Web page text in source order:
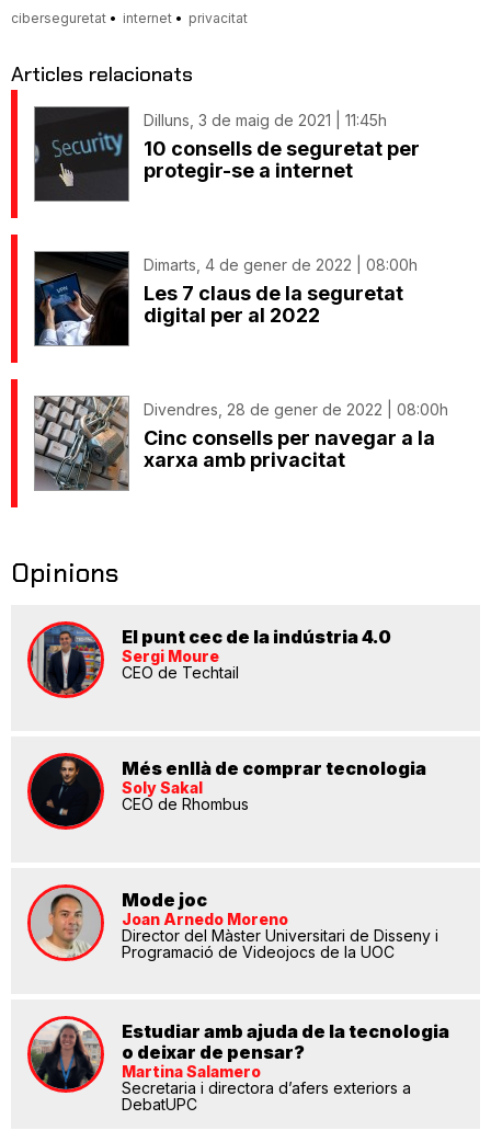
ciberseguretat internet privacitat
Articles relacionats
Dilluns, 3 de maig de 2021 | 11:45h
10 consells de seguretat per
protegir-se a internet
Dimarts, 4 de gener de 2022 | 08:00h
Les 7 claus de la seguretat
digital per al 2022
Divendres, 28 de gener de 2022 | 08:00h
Cinc consells per navegar a la
xarxa amb privacitat
Opinions
El punt cec de la indústria 4.0
Sergi Moure
CEO de Techtail
Més enllà de comprar tecnologia
Soly Sakal
CEO de Rhombus
Mode joc
Joan Arnedo Moreno
Director del Màster Universitari de Disseny i
Programació de Videojocs de la UOC
Estudiar amb ajuda de la tecnologia
o deixar de pensar?
Martina Salamero
Secretaria i directora d’afers exteriors a
DebatUPC